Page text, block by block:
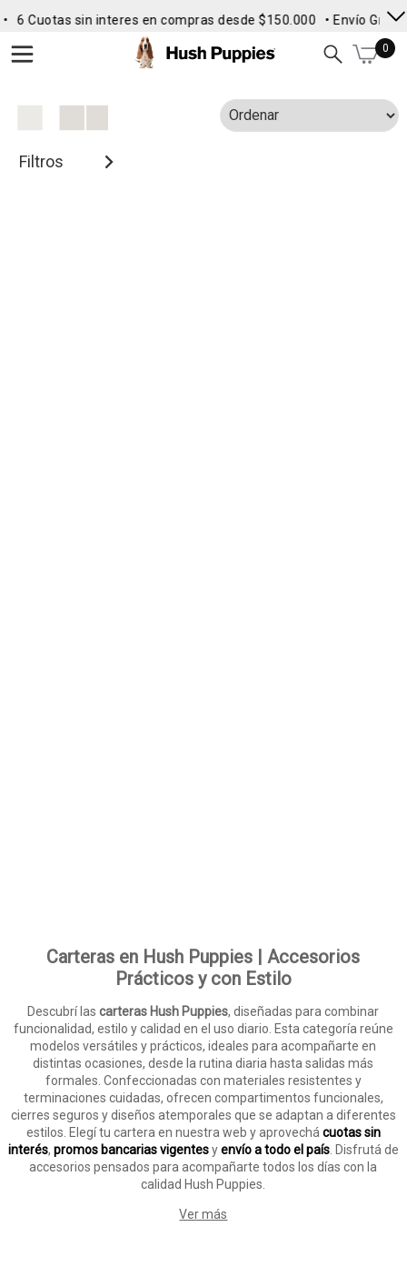
6 Cuotas sin interes en compras desde $150.000 • Envío
0
Filtros
Carteras en Hush Puppies | Accesorios
Prácticos y con Estilo
Descubrí lascarteras Hush Puppies, diseñadas para combinar
funcionalidad, estilo y calidad en el uso diario. Esta categoría reúne
modelos versátiles y prácticos, ideales para acompañarte en
distintas ocasiones, desde la rutina diaria hasta salidas más
formales. Confeccionadas con materiales resistentes y
terminaciones cuidadas, ofrecen compartimentos funcionales,
cierres seguros y diseños atemporales que se adaptan a diferentes
estilos. Elegí tu cartera en nuestra web y aprovechá cuotas sin
interés, promos bancarias vigentesyenvío a todo el país. Disfrutá de
accesorios pensados para acompañarte todos los días con la
calidad Hush Puppies.
Ver más